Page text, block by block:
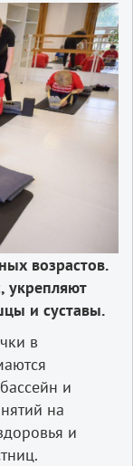
возрастов.
укрепляют
и суставы.
в
и
на
и